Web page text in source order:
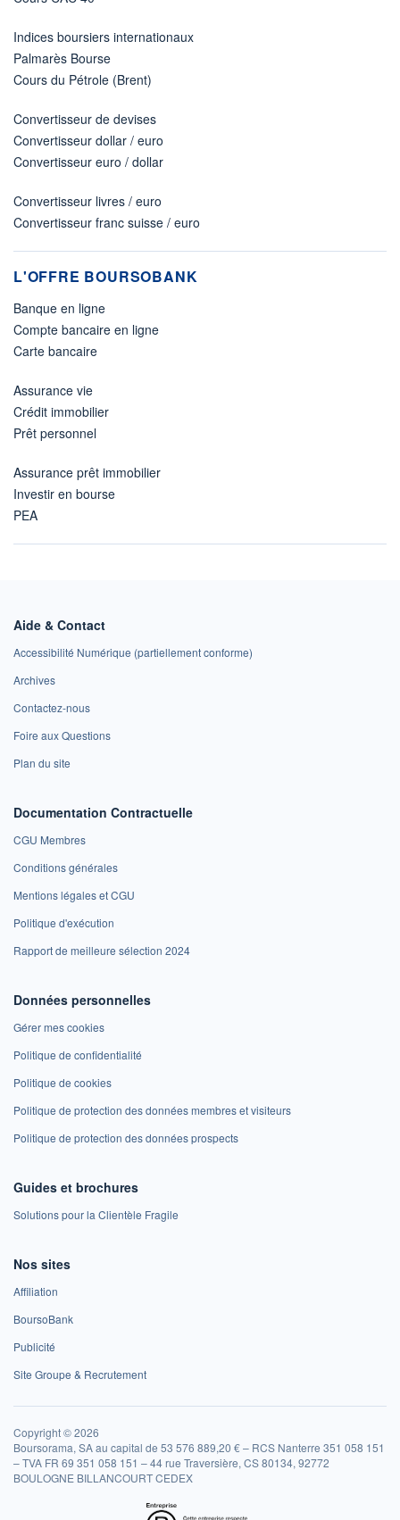
Indices boursiers internationaux
Palmarès Bourse
Cours du Pétrole (Brent)
Convertisseur de devises
Convertisseur dollar / euro
Convertisseur euro / dollar
Convertisseur livres / euro
Convertisseur franc suisse / euro
L'OFFRE BOURSOBANK
Banque en ligne
Compte bancaire en ligne
Carte bancaire
Assurance vie
Crédit immobilier
Prêt personnel
Assurance prêt immobilier
Investir en bourse
PEA
Aide & Contact
Accessibilité Numérique (partiellement conforme)
Archives
Contactez-nous
Foire aux Questions
Plan du site
Documentation Contractuelle
CGU Membres
Conditions générales
Mentions légales et CGU
Politique d'exécution
Rapport de meilleure sélection 2024
Données personnelles
Gérer mes cookies
Politique de confidentialité
Politique de cookies
Politique de protection des données membres et visiteurs
Politique de protection des données prospects
Guides et brochures
Solutions pour la Clientèle Fragile
Nos sites
Affiliation
BoursoBank
Publicité
Site Groupe & Recrutement
Copyright © 2026
Boursorama, SA au capital de 53 576 889,20 € – RCS Nanterre 351 058 151
– TVA FR 69 351 058 151 – 44 rue Traversière, CS 80134, 92772
BOULOGNE BILLANCOURT CEDEX